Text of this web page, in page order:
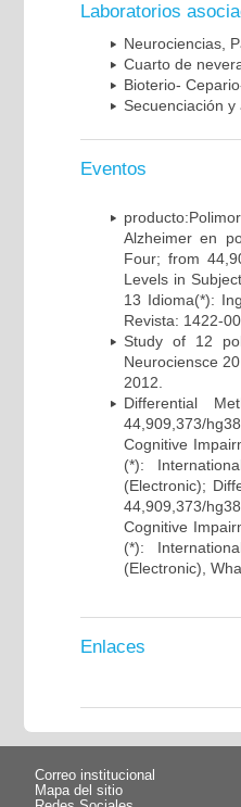
Laboratorios
Neurociencias,
Cuarto de
Bioterio-
Secuenciación
Eventos
Alzheimer en
Four; from
Levels in
13 Idioma(*):
Revista: 1422-
Study of 12
Neurociensce
2012.
Differential
44,909,373/
Cognitive
(*):
(Electronic);
44,909,373/
Cognitive
(*):
(Electronic),
Enlaces
Correo institucional
Mapa del sitio